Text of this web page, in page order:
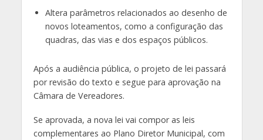
Altera parâmetros relacionados ao desenho de
novos loteamentos, como a configuração das
quadras, das vias e dos espaços públicos.
Após a audiência pública, o projeto de lei passará
por revisão do texto e segue para aprovação na
Câmara de Vereadores.
Se aprovada, a nova lei vai compor as leis
complementares ao Plano Diretor Municipal, com